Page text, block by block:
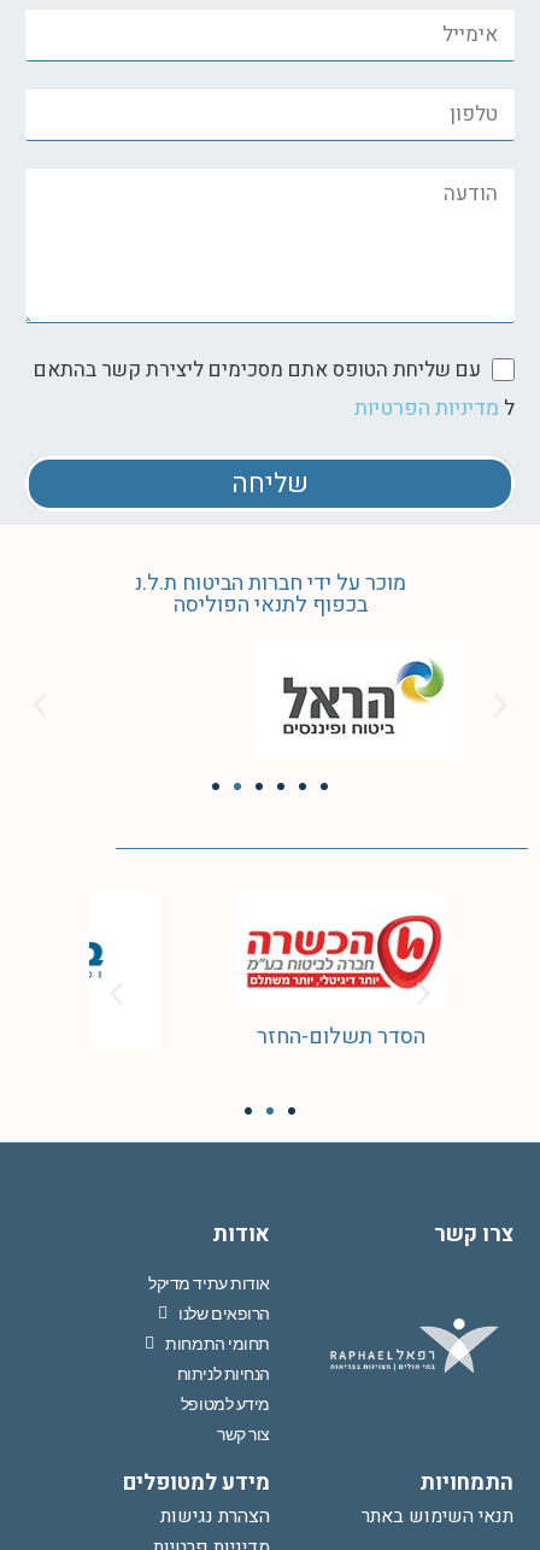
עם שליחת הטופס אתם מסכימים ליצירת קשר בהתאם
ל מדיניות הפרטיות
שליחה
מוכר על ידי חברות הביטוח ת.ל.נ
בכפוף לתנאי הפוליסה
הסדר תשלום-החזר
צרו קשר אודות
אודות עתיד מדיקל
הרופאים שלנו
תחומי התמחות
הנחיות לניתוח
מידע למטופל
צור קשר
התמחויות
תנאי השימוש באתר
מידע למטופלים
הצהרת נגישות